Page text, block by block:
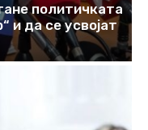
политичката
и да се усвојат